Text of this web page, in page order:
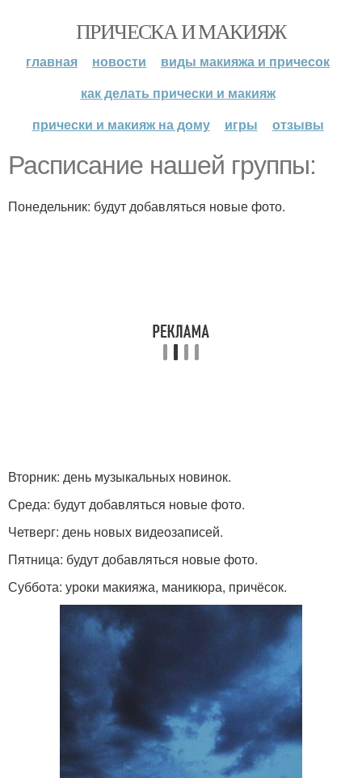
ПРИЧЕСКА И МАКИЯЖ
главная новости
виды макияжа и причесок
как делать прически и макияж
прически и макияж на дому
игры отзывы
Расписание нашей группы:
Понедельник: будут добавляться новые фото.
Вторник: день музыкальных новинок.
Среда: будут добавляться новые фото.
Четверг: день новых видеозаписей.
Пятница: будут добавляться новые фото.
Суббота: уроки макияжа, маникюра, причёсок.